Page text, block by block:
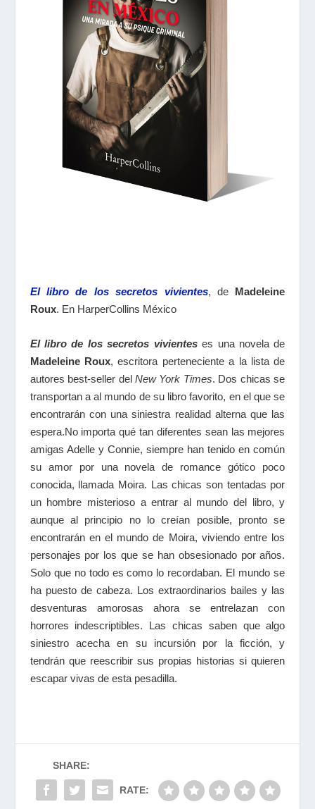
El libro de los secretos vivientes, de Madeleine
Roux. En HarperCollins México
El libro de los secretos vivienteses una novela de
Madeleine Roux, escritora perteneciente a la lista de
autores best-seller delNew York Times. Dos chicas se
transportan a al mundo de su libro favorito, en el que se
encontrarán con una siniestra realidad alterna que las
espera.No importa qué tan diferentes sean las mejores
amigas Adelle y Connie, siempre han tenido en común
su amor por una novela de romance gótico poco
conocida, llamada Moira. Las chicas son tentadas por
un hombre misterioso a entrar al mundo del libro, y
aunque al principio no lo creían posible, pronto se
encontrarán en el mundo de Moira, viviendo entre los
personajes por los que se han obsesionado por años.
Solo que no todo es como lo recordaban. El mundo se
ha puesto de cabeza. Los extraordinarios bailes y las
desventuras amorosas ahora se entrelazan con
horrores indescriptibles. Las chicas saben que algo
siniestro acecha en su incursión por la ficción, y
tendrán que reescribir sus propias historias si quieren
escapar vivas de esta pesadilla.
SHARE:
RATE: